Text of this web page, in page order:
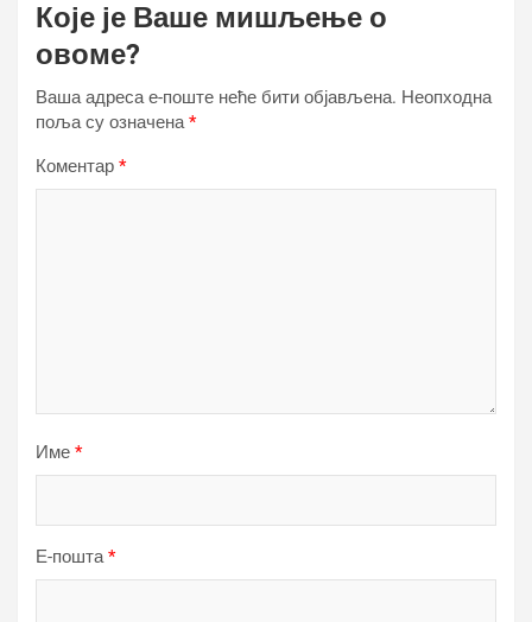
Које је Ваше мишљење о
овоме?
Ваша адреса е-поште неће бити објављена. Неопходна
поља су означена*
Коментар *
Име *
Е-пошта*